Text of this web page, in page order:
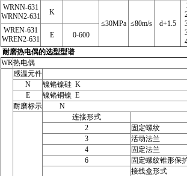
WRNN-631
WRNN2-631
K
≤30MPa ≤80m/s d+1.5
WREN-631
WREN2-631
E
0-600
耐磨热电偶的选型型谱
WR热电偶
感温元件
N
镍铬镍硅 K
E
镍铬铜镍 E
耐磨标示
N
连接形式
2
固定螺纹
3
活动法兰
4
固定法兰
6
固定螺纹锥形保
接线盒形式